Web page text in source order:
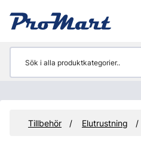
Tillbehör Elutrustning